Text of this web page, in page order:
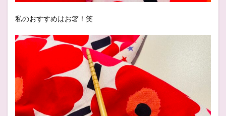
私のおすすめはお箸！笑